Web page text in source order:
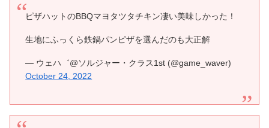
ピザハットのBBQマヨタツタチキン凄い美味しかった！
生地にふっくら鉄鍋パンピザを選んだのも大正解
— ウェハ゛@ソルジャー・クラス1st (@game_waver)
October 24, 2022